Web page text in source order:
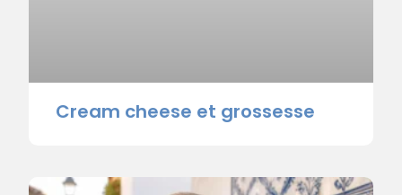
Cream cheese et grossesse